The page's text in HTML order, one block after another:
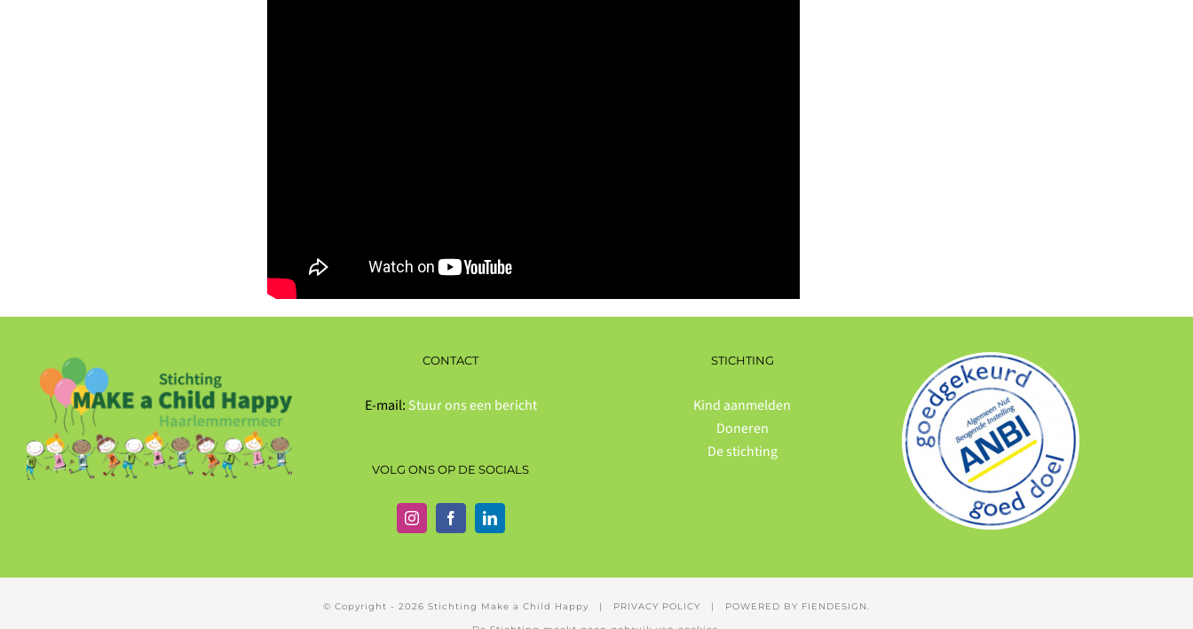
CONTACT
E-mail: Stuur ons een bericht
VOLG ONS OP DE SOCIALS
STICHTING
Kind aanmelden
Doneren
De stichting
© Copyright - 2026 Stichting Make a Child Happy | PRIVACY POLICY | POWERED BY FIENDESIGN.